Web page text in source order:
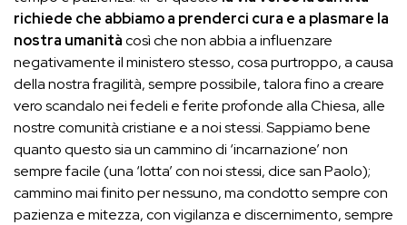
richiede che abbiamo a prenderci cura e a plasmare la
nostra umanitàcosì che non abbia a influenzare
negativamente il ministero stesso, cosa purtroppo, a causa
della nostra fragilità, sempre possibile, talora fino a creare
vero scandalo nei fedeli e ferite profonde alla Chiesa, alle
nostre comunità cristiane e a noi stessi. Sappiamo bene
quanto questo sia un cammino di ‘incarnazione’ non
sempre facile (una ‘lotta’ con noi stessi, dice san Paolo);
cammino mai finito per nessuno, ma condotto sempre con
pazienza e mitezza, con vigilanza e discernimento, sempre